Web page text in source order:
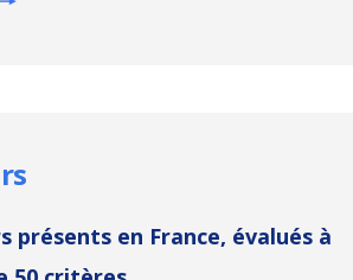
présents en France, évalués à